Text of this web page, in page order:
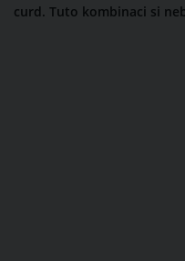
curd. Tuto kombinaci si